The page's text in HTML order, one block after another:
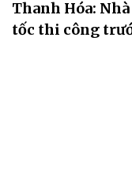
Thanh Hóa:
tốc thi công